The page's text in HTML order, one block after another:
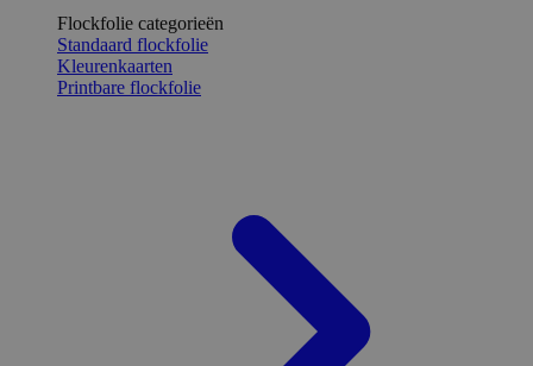
Flockfolie categorieën
Standaard flockfolie
Kleurenkaarten
Printbare flockfolie